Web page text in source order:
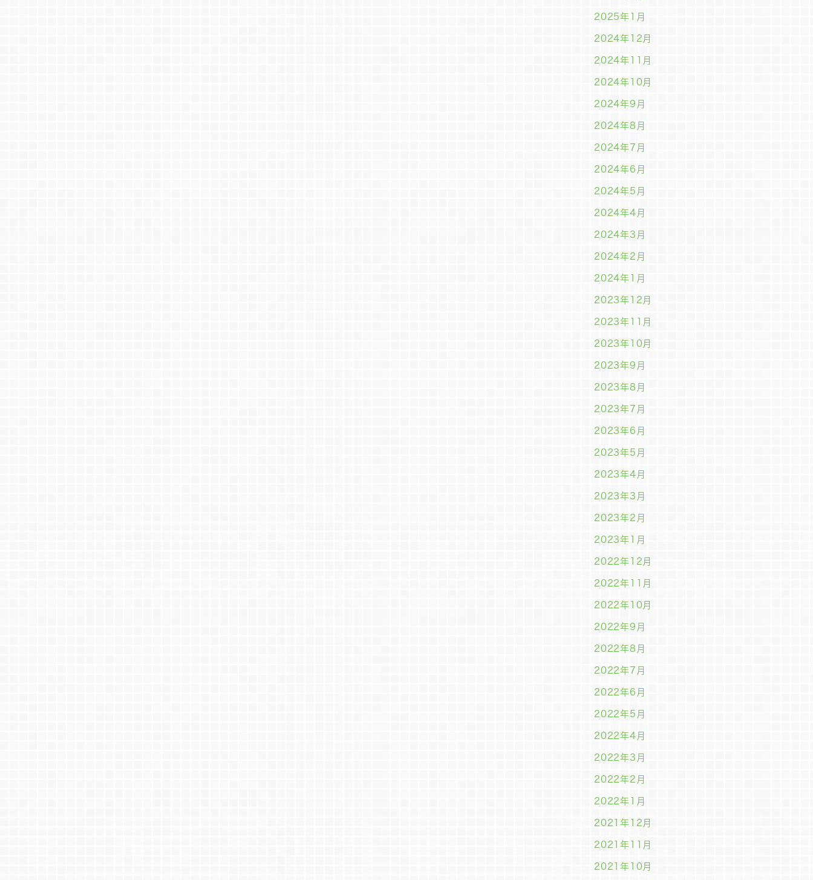
2025年1月
2024年12月
2024年11月
2024年10月
2024年9月
2024年8月
2024年7月
2024年6月
2024年5月
2024年4月
2024年3月
2024年2月
2024年1月
2023年12月
2023年11月
2023年10月
2023年9月
2023年8月
2023年7月
2023年6月
2023年5月
2023年4月
2023年3月
2023年2月
2023年1月
2022年12月
2022年11月
2022年10月
2022年9月
2022年8月
2022年7月
2022年6月
2022年5月
2022年4月
2022年3月
2022年2月
2022年1月
2021年12月
2021年11月
2021年10月